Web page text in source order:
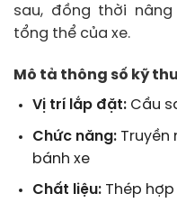
sau, đồng thời
tổng thể của xe.
Mô tả thông số kỹ
Vị trí lắp đặt:Cầu
Chức năng:Truyền
bánh xe
Chất liệu:Thép hợp